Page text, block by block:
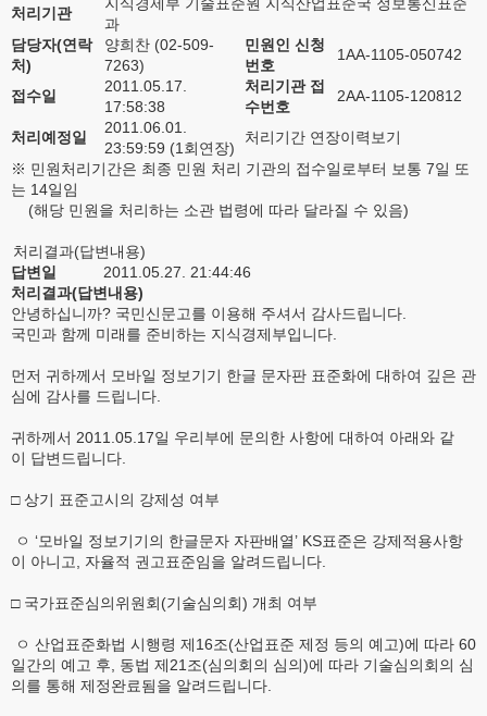
처리기관
과
담당자(연락
처)
양희찬 (02-509-
7263)
민원인 신청
번호
1AA-1105-050742
접수일
2011.05.17.
17:58:38
처리기관 접
수번호
2AA-1105-120812
처리예정일
2011.06.01.
23:59:59 (1회연장)
처리기간 연장이력보기
※ 민원처리기간은 최종 민원 처리 기관의 접수일로부터 보통 7일 또
는 14일임
(해당 민원을 처리하는 소관 법령에 따라 달라질 수 있음)
처리결과(답변내용)
답변일
2011.05.27. 21:44:46
처리결과(답변내용)
안녕하십니까? 국민신문고를 이용해 주셔서 감사드립니다.
국민과 함께 미래를 준비하는 지식경제부입니다.
먼저 귀하께서 모바일 정보기기 한글 문자판 표준화에 대하여 깊은 관
심에 감사를 드립니다.
귀하께서 2011.05.17일 우리부에 문의한 사항에 대하여 아래와 같
이 답변드립니다.
□ 상기 표준고시의 강제성 여부
ㅇ ‘모바일 정보기기의 한글문자 자판배열’ KS표준은 강제적용사항
이 아니고, 자율적 권고표준임을 알려드립니다.
□ 국가표준심의위원회(기술심의회) 개최 여부
ㅇ 산업표준화법 시행령 제16조(산업표준 제정 등의 예고)에 따라 60
일간의 예고 후, 동법 제21조(심의회의 심의)에 따라 기술심의회의 심
의를 통해 제정완료됨을 알려드립니다.